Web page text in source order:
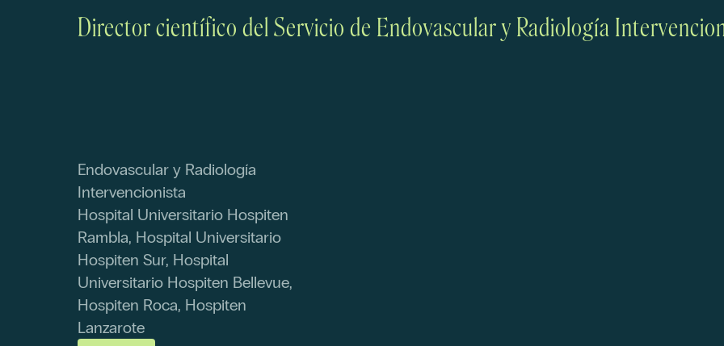
Director científico del Servicio de Endovascular y Radiología
Endovascular y Radiología
Intervencionista
Hospital Universitario Hospiten
Rambla, Hospital Universitario
Hospiten Sur, Hospital
Universitario Hospiten Bellevue,
Hospiten Roca, Hospiten
Lanzarote